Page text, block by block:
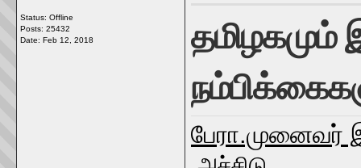
Status: Offline
Posts: 25432
Date: Feb 12, 2018